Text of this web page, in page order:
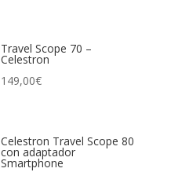
Travel Scope 70 –
Celestron
149,00€
Celestron Travel Scope 80
con adaptador
Smartphone